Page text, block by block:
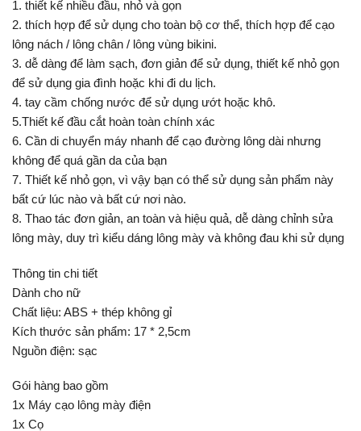
1. thiết kế nhiều đầu, nhỏ và gọn
2. thích hợp để sử dụng cho toàn bộ cơ thể, thích hợp để cạo
lông nách / lông chân / lông vùng bikini.
3. dễ dàng để làm sạch, đơn giản để sử dụng, thiết kế nhỏ gọn
để sử dụng gia đình hoặc khi đi du lịch.
4. tay cầm chống nước để sử dụng ướt hoặc khô.
5.Thiết kế đầu cắt hoàn toàn chính xác
6. Cần di chuyển máy nhanh để cạo đường lông dài nhưng
không để quá gần da của bạn
7. Thiết kế nhỏ gọn, vì vậy bạn có thể sử dụng sản phẩm này
bất cứ lúc nào và bất cứ nơi nào.
8. Thao tác đơn giản, an toàn và hiệu quả, dễ dàng chỉnh sửa
lông mày, duy trì kiểu dáng lông mày và không đau khi sử dụng
Thông tin chi tiết
Dành cho nữ
Chất liệu: ABS + thép không gỉ
Kích thước sản phẩm: 17 * 2,5cm
Nguồn điện: sạc
Gói hàng bao gồm
1x Máy cạo lông mày điện
1x Cọ